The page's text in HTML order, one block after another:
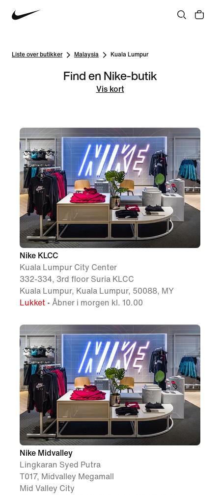
Liste over butikker Malaysia Kuala Lumpur
Find en Nike-butik
Vis kort
Nike KLCC
Kuala Lumpur City Center
332-334, 3rd floor Suria KLCC
Kuala Lumpur, Kuala Lumpur, 50088, MY
Lukket • Åbner i morgen kl. 10.00
Nike Midvalley
Lingkaran Syed Putra
T017, Midvalley Megamall
Mid Valley City